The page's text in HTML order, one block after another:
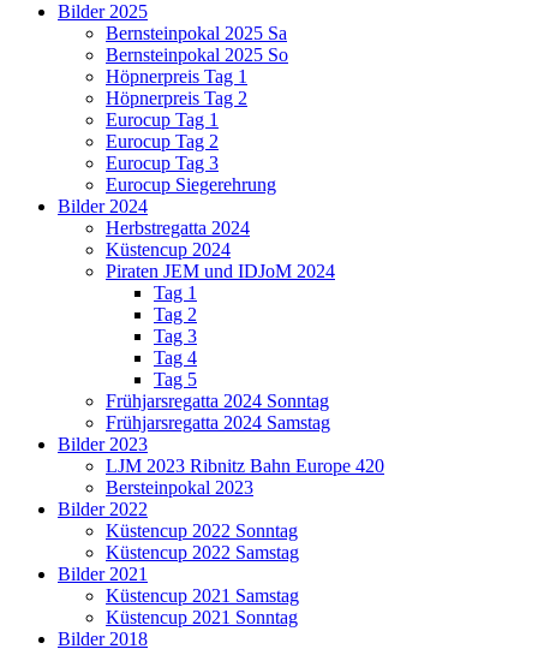
Bilder 2025
Bernsteinpokal 2025 Sa
Bernsteinpokal 2025 So
Höpnerpreis Tag 1
Höpnerpreis Tag 2
Eurocup Tag 1
Eurocup Tag 2
Eurocup Tag 3
Eurocup Siegerehrung
Bilder 2024
Herbstregatta 2024
Küstencup 2024
Piraten JEM und IDJoM 2024
Tag 1
Tag 2
Tag 3
Tag 4
Tag 5
Frühjarsregatta 2024 Sonntag
Frühjarsregatta 2024 Samstag
Bilder 2023
LJM 2023 Ribnitz Bahn Europe 420
Bersteinpokal 2023
Bilder 2022
Küstencup 2022 Sonntag
Küstencup 2022 Samstag
Bilder 2021
Küstencup 2021 Samstag
Küstencup 2021 Sonntag
Bilder 2018